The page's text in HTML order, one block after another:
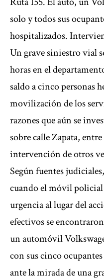
solo y todos sus
hospitalizados.
Un grave siniestro vial
horas en el
saldo a cinco personas
movilización de los
razones que aún se
sobre calle Zapata,
intervención de otros
Según fuentes
cuando el móvil
urgencia al lugar del
efectivos se
un automóvil
con sus cinco
ante la mirada de una